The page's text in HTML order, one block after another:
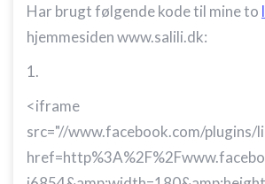
Har brugt følgende kode til mine to
hjemmesiden www.salili.dk:
1.
<iframe
src="//www.facebook.com/plugins/
Oprette profiler for at tilpasse indhold
Bruge profiler til at vælge tilpasset
Måle annonceringseffektivitet
Forstå målgrupper gennem statistikker
kombinationer af oplysninger fra